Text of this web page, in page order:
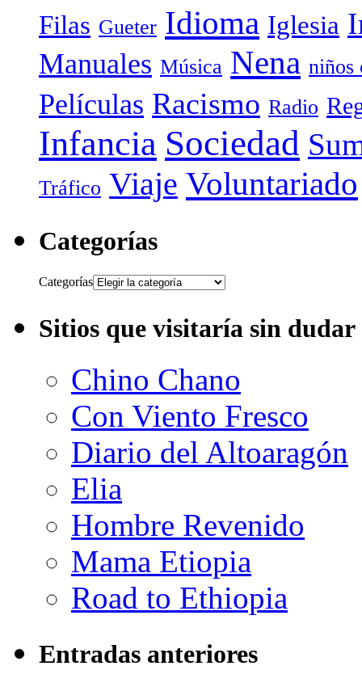
Filas Gueter Idioma Iglesia
Manuales Música Nena niños
Películas Racismo Radio
Infancia Sociedad
Tráfico Viaje Voluntariado
Categorías
Categorías
Sitios que visitaría sin dudar
Chino Chano
Con Viento Fresco
Diario del Altoaragón
Elia
Hombre Revenido
Mama Etiopia
Road to Ethiopia
Entradas anteriores